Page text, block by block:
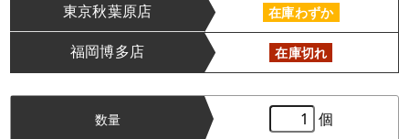
東京秋葉原店 在庫わずか
福岡博多店 在庫切れ
数量 個